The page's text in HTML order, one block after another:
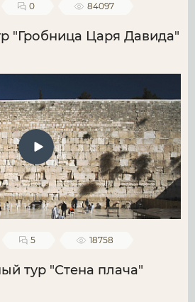
0 84097
"Гробница Царя Давида"
5 18758
тур "Стена плача"